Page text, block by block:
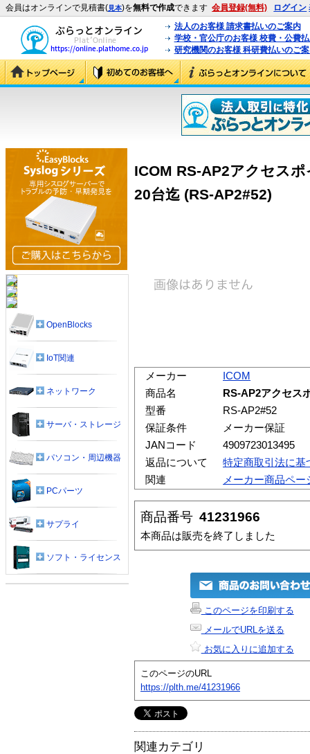
会員はオンラインで見積書(見本)を無料で作成できます 会員登録(無料) ログイン
法人のお客様 請求書払いのご案内
学校・官公庁のお客様 校費・公費
研究機関のお客様 科研費払いのご
ICOM RS-AP2アクセス
20台迄 (RS-AP2#52)
メーカー
ICOM
商品名
RS-AP2アクセス
型番
RS-AP2#52
保証条件
メーカー保証
JANコード
4909723013495
返品について
特定商取引法に基
関連
メーカー商品ペー
商品番号 41231966
本商品は販売を終了しました
このページを印刷する
メールでURLを送る
お気に入りに追加する
このページのURL
https://plth.me/41231966
関連カテゴリ
OpenBlocks
IoT関連
ネットワーク
サーバ・ストレージ
パソコン・周辺機器
PCパーツ
サプライ
ソフト・ライセンス